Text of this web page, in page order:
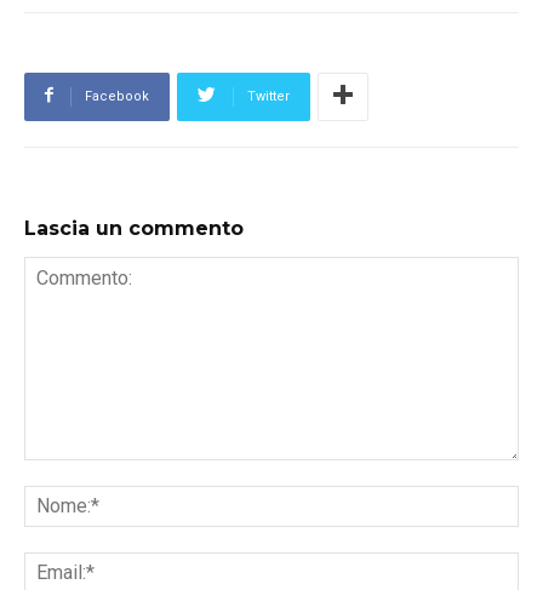
Facebook Twitter
Lascia un commento